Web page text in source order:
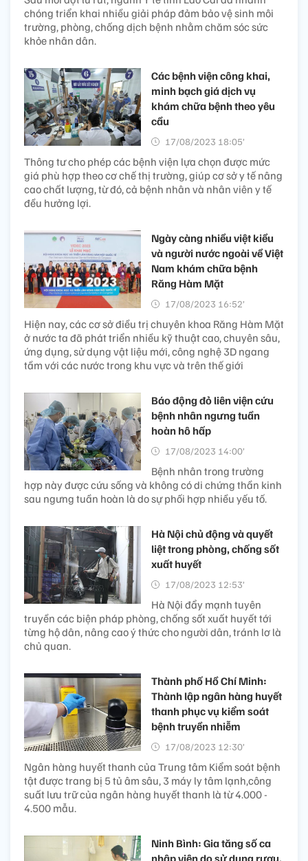
chóng triển khai nhiều giải pháp đảm bảo vệ sinh môi
trường, phòng, chống dịch bệnh nhằm chăm sóc sức
khỏe nhân dân.
Các bệnh viện công khai,
minh bạch giá dịch vụ
khám chữa bệnh theo yêu
cầu
17/08/2023 18:05’
Thông tư cho phép các bệnh viện lựa chọn được mức
giá phù hợp theo cơ chế thị trường, giúp cơ sở y tế nâng
cao chất lượng, từ đó, cả bệnh nhân và nhân viên y tế
đều hưởng lợi.
Ngày càng nhiều việt kiều
và người nước ngoài về Việt
Nam khám chữa bệnh
Răng Hàm Mặt
17/08/2023 16:52’
Hiện nay, các cơ sở điều trị chuyên khoa Răng Hàm Mặt
ở nước ta đã phát triển nhiều kỹ thuật cao, chuyên sâu,
ứng dụng, sử dụng vật liệu mới, công nghệ 3D ngang
tầm với các nước trong khu vực và trên thế giới
Báo động đỏ liên viện cứu
bệnh nhân ngưng tuần
hoàn hô hấp
17/08/2023 14:00’
Bệnh nhân trong trường
hợp này được cứu sống và không có di chứng thần kinh
sau ngưng tuần hoàn là do sự phối hợp nhiều yếu tố.
Hà Nội chủ động và quyết
liệt trong phòng, chống sốt
xuất huyết
17/08/2023 12:53’
Hà Nội đẩy mạnh tuyên
truyền các biện pháp phòng, chống sốt xuất huyết tới
từng hộ dân, nâng cao ý thức cho người dân, tránh lơ là
chủ quan.
Thành phố Hồ Chí Minh:
Thành lập ngân hàng huyết
thanh phục vụ kiểm soát
bệnh truyền nhiễm
17/08/2023 12:30’
Ngân hàng huyết thanh của Trung tâm Kiểm soát bệnh
tật được trang bị 5 tủ âm sâu, 3 máy ly tâm lạnh,công
suất lưu trữ của ngân hàng huyết thanh là từ 4.000 -
4.500 mẫu.
Ninh Bình: Gia tăng số ca
nhập viện do sử dụng rượu,